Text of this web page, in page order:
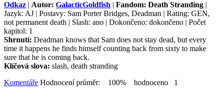
Odkaz | Autor: GalacticGoldfish | Fandom: Death Stranding |
Jazyk: AJ | Postavy: Sam Porter Bridges, Deadman | Rating: GEN,
not permanent death | Slash: ano | Dokončeno: dokončeno | Počet
kapitol: 1
Shrnutí: Deadman knows that Sam does not stay dead, but every
time it happens he finds himself counting back from sixty to make
sure that he is coming back.
Klíčová slova: slash, death stranding
Komentáře Hodnocení průměr: 100% hodnoceno 1